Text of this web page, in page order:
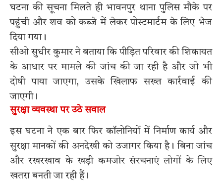
घटना की सूचना मिलते ही भावनपुर थाना पुलिस मौके पर
पहुंची और शव को कब्जे में लेकर पोस्टमार्टम के लिए भेज
दिया गया।
सीओ सुधीर कुमार ने बताया कि पीड़ित परिवार की शिकायत
के आधार पर मामले की जांच की जा रही है और जो भी
दोषी पाया जाएगा, उसके खिलाफ सख्त कार्रवाई की
जाएगी।
सुरक्षा व्यवस्था पर उठे सवाल
इस घटना ने एक बार फिर कॉलोनियों में निर्माण कार्य और
सुरक्षा मानकों की अनदेखी को उजागर किया है। बिना जांच
और रखरखाव के खड़ी कमजोर संरचनाएं लोगों के लिए
खतरा बनती जा रही हैं।